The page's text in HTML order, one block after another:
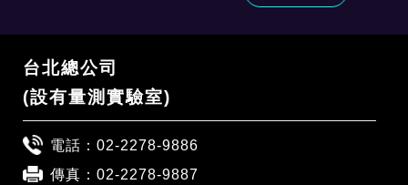
台北總公司
(設有量測實驗室)
電話： 02-2278-9886
傳真：02-2278-9887